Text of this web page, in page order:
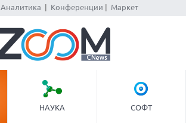
Аналитика Конференции Маркет
НАУКА СОФТ